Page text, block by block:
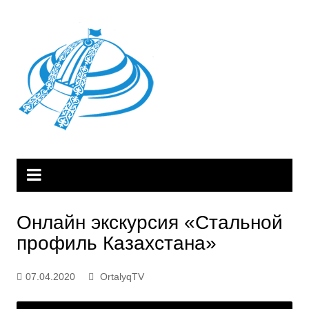
Онлайн экскурсия «Стальной
профиль Казахстана»
07.04.2020 OrtalyqTV